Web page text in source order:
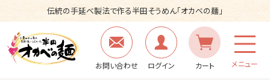
伝統の手延べ製法で作る半田そうめん「オカベの麺」
お問い合わせ ログイン カート メニュー